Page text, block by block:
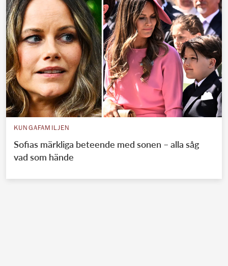
KUNGAFAMILJEN
Sofias märkliga beteende med sonen – alla såg
vad som hände